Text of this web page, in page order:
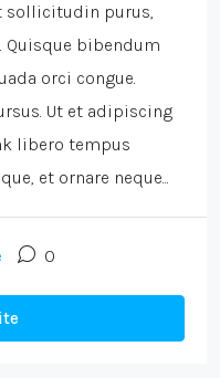
sollicitudin purus,
Quisque bibendum
orci congue.
Ut et adipiscing
libero tempus
et ornare neque...
0